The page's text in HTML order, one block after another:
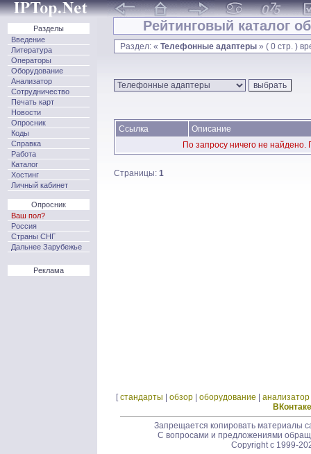
Разделы
Введение
Литература
Операторы
Оборудование
Анализатор
Сотрудничество
Печать карт
Новости
Опросник
Коды
Справка
Работа
Каталог
Хостинг
Личный кабинет
Опросник
Ваш пол?
Россия
Страны СНГ
Дальнее Зарубежье
Реклама
Рейтинговый каталог
Раздел: « Телефонные адаптеры» ( 0 стр. )
Ссылка
Описание
По запросу ничего не
Страницы: 1
[стандарты обзор оборудование анализатор
ВКонтаке
Запрещается копировать материалы
С вопросами и предложениями
Copyright c 1999-